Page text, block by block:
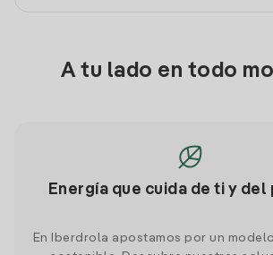
A tu lado en todo
Energía que cuida de ti y
En Iberdrola apostamos por un